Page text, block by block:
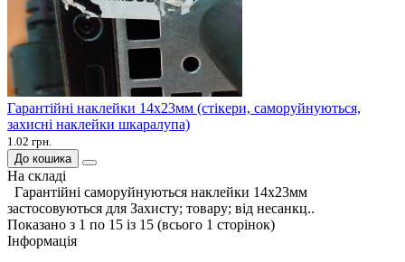
Гарантійні наклейки 14х23мм (стікери, саморуйнуються,
захисні наклейки шкаралупа)
1.02 грн.
До кошика
На складі
Гарантійні саморуйнуються наклейки 14х23мм
застосовуються для Захисту; товару; від несанкц..
Показано з 1 по 15 із 15 (всього 1 сторінок)
Інформація